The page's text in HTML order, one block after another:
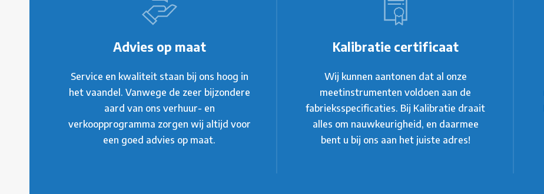
Advies op maat
Service en kwaliteit staan bij ons hoog in
het vaandel. Vanwege de zeer bijzondere
aard van ons verhuur- en
verkoopprogramma zorgen wij altijd voor
een goed advies op maat.
Kalibratie certificaat
Wij kunnen aantonen dat al onze
meetinstrumenten voldoen aan de
fabrieksspecificaties. Bij Kalibratie draait
alles om nauwkeurigheid, en daarmee
bent u bij ons aan het juiste adres!